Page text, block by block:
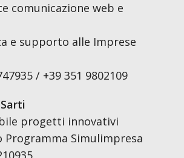
comunicazione web e
e supporto alle Imprese
/ +39 351 9802109
progetti innovativi
Programma Simulimpresa